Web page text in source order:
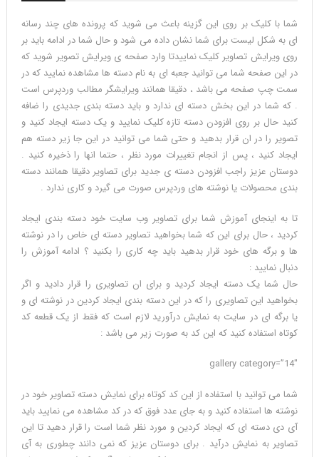
شما با کلیک بر روی این گزینه باعث می شوید که پرونده های چند رسانه
ای به شکل لیست برای شما نشان داده می شود و حال شما در ادامه باید بر
روی ویرایش تصاویر کلیک نماییدتا وارد صفحه ی ویرایش تصویر شوید که
در این صفحه شما می توانید جعبه ای به نام دسته ها مشاهده نمایید که در
سمت چپ صفحه می باشد ، دقیقا همانند ویرایشگر مطالب وردپرس است
. که شما در این بخش دسته ای ندارد و باید دسته بندی جدیدی را ضافه
کنید حال بر روی افزودن دسته تازه کلیک نمایید و یک دسته ایجاد کنید و
تصویر را در ان قرار بدهید و حتی شما می توانید در این جا زیر دسته هم
ایجاد کنید ، پس از انجام تغییرات مورد نظر ، حتما انها را ذخیره کنید .
دوستان عزیز راجب افزودن دسته ی جدید برای تصاویر دقیقا همانند دسته
بندی محصولات یا نوشته های وردپرس صورت می گیرد و کاری ندارد .
تا به اینجای آموزش شما برای تصاویر وب سایت خود دسته بندی ایجاد
کردید ، حال برای این که شما بخواهید تصاویر دسته ای خاص را در نوشته
ها و برگه های خود قرار بدهید باید چه کاری را بکنید ؟ ادامه آموزش را
دنبال نمایید :
حال شما یک دسته ایجاد کردید و برای ان تصاویری را قرار دادید و اگر
بخواهید این تصاویری را که در این دسته بندی ایجاد کردین در نوشته ای و
یا برگه ای در سایت به نمایش درآورید لازم است که فقط از یک قطعه کد
کوتاه استفاده کنید که این کد به صورت زیر می باشد :
gallery category=”14″
شما می توانید با استفاده از این کد کوتاه برای نمایش دسته تصاویر خود در
نوشته ها استفاده کنید و به جای عدد فوق که در کد مشاهده می نمایید باید
آی دی دسته ای که ایجاد کردین و مورد نظر شما است را قرار دهید تا این
تصاویر به نمایش درآید . برای دوستان عزیز که نمی دانند چطوری به آی